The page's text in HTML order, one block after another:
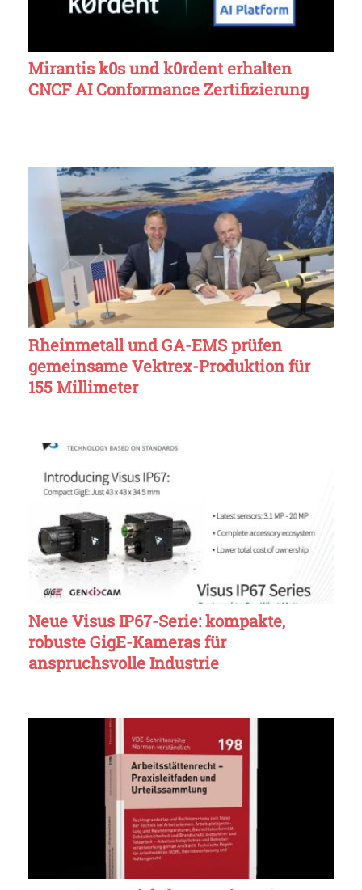
Mirantis k0s und k0rdent erhalten
CNCF AI Conformance Zertifizierung
Rheinmetall und GA-EMS prüfen
gemeinsame Vektrex-Produktion für
155 Millimeter
Neue Visus IP67-Serie: kompakte,
robuste GigE-Kameras für
anspruchsvolle Industrie